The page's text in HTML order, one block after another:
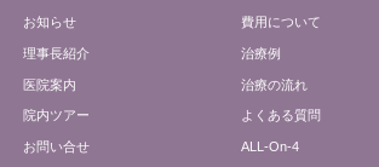
お知らせ
理事長紹介
医院案内
院内ツアー
お問い合せ
費用について
治療例
治療の流れ
よくある質問
ALL-On-4